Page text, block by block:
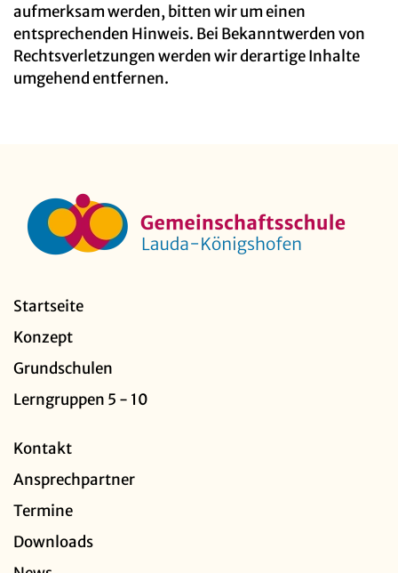
aufmerksam werden, bitten wir um einen
entsprechenden Hinweis. Bei Bekanntwerden von
Rechtsverletzungen werden wir derartige Inhalte
umgehend entfernen.
Startseite
Konzept
Grundschulen
Lerngruppen 5 - 10
Kontakt
Ansprechpartner
Termine
Downloads